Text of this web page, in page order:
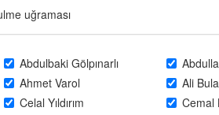
uğraması
Abdulbaki Gölpınarlı
Ahmet Varol
Ali
Celal Yıldırım Cemal